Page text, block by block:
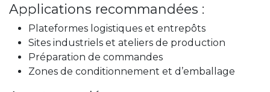
Applications recommandées :
Plateformes logistiques et entrepôts
Sites industriels et ateliers de production
Préparation de commandes
Zones de conditionnement et d’emballage